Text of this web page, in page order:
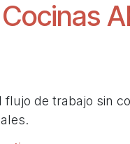
flujo de trabajo sin